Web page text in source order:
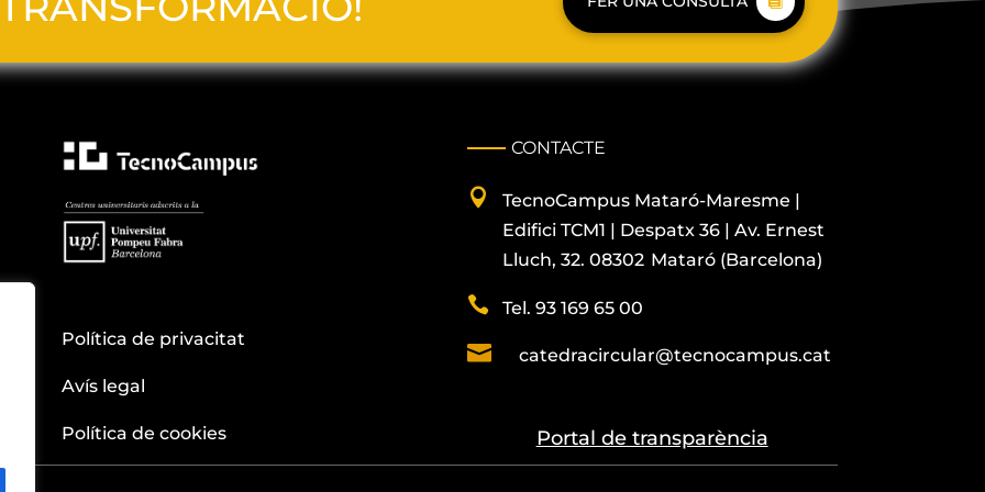
Política de privacitat
Avís legal
Política de cookies
CONTACTE
 TecnoCampus Mataró-Maresme |
Edifici TCM1 | Despatx 36 | Av. Ernest
Lluch, 32. 08302 Mataró (Barcelona)
 Tel. 93 169 65 00
 catedracircular@tecnocampus.cat
Portal de transparència